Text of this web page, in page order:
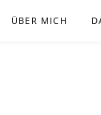
ÜBER MICH